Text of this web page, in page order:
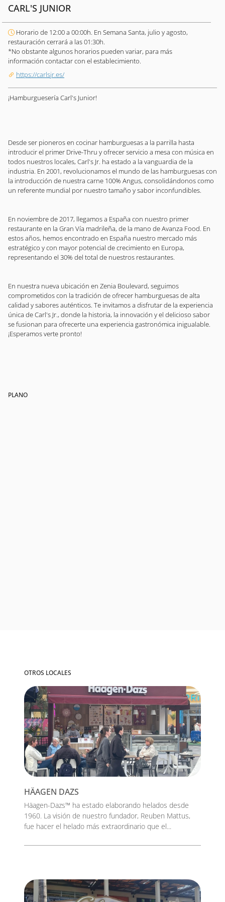
CARL'S JUNIOR
Horario de 12:00 a 00:00h. En Semana Santa, julio y agosto,
restauración cerrará a las 01:30h.
*No obstante algunos horarios pueden variar, para más
información contactar con el establecimiento.
https://carlsjr.es/
¡Hamburguesería Carl's Junior!
Desde ser pioneros en cocinar hamburguesas a la parrilla hasta
introducir el primer Drive-Thru y ofrecer servicio a mesa con música en
todos nuestros locales, Carl's Jr. ha estado a la vanguardia de la
industria. En 2001, revolucionamos el mundo de las hamburguesas con
la introducción de nuestra carne 100% Angus, consolidándonos como
un referente mundial por nuestro tamaño y sabor inconfundibles.
En noviembre de 2017, llegamos a España con nuestro primer
restaurante en la Gran Vía madrileña, de la mano de Avanza Food. En
estos años, hemos encontrado en España nuestro mercado más
estratégico y con mayor potencial de crecimiento en Europa,
representando el 30% del total de nuestros restaurantes.
En nuestra nueva ubicación en Zenia Boulevard, seguimos
comprometidos con la tradición de ofrecer hamburguesas de alta
calidad y sabores auténticos. Te invitamos a disfrutar de la experiencia
única de Carl's Jr., donde la historia, la innovación y el delicioso sabor
se fusionan para ofrecerte una experiencia gastronómica inigualable.
¡Esperamos verte pronto!
PLANO
OTROS LOCALES
HÄAGEN DAZS
Häagen-Dazs™ ha estado elaborando helados desde
1960. La visión de nuestro fundador, Reuben Mattus,
fue hacer el helado más extraordinario que el...